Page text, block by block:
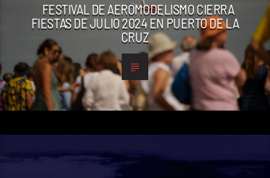
FESTIVAL DE AEROMODELISMO CIERRA
FIESTAS DE JULIO 2024 EN PUERTO DE LA
CRUZ